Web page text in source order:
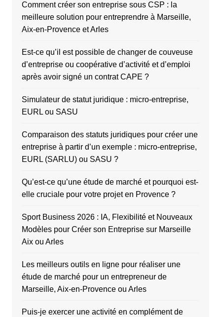
Comment créer son entreprise sous CSP : la
meilleure solution pour entreprendre à Marseille,
Aix-en-Provence et Arles
Est-ce qu’il est possible de changer de couveuse
d’entreprise ou coopérative d’activité et d’emploi
après avoir signé un contrat CAPE ?
Simulateur de statut juridique : micro-entreprise,
EURL ou SASU
Comparaison des statuts juridiques pour créer une
entreprise à partir d’un exemple : micro-entreprise,
EURL (SARLU) ou SASU ?
Qu’est-ce qu’une étude de marché et pourquoi est-
elle cruciale pour votre projet en Provence ?
Sport Business 2026 : IA, Flexibilité et Nouveaux
Modèles pour Créer son Entreprise sur Marseille
Aix ou Arles
Les meilleurs outils en ligne pour réaliser une
étude de marché pour un entrepreneur de
Marseille, Aix-en-Provence ou Arles
Puis-je exercer une activité en complément de